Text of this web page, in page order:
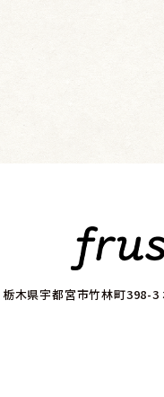
栃木県宇都宮市竹林町398-